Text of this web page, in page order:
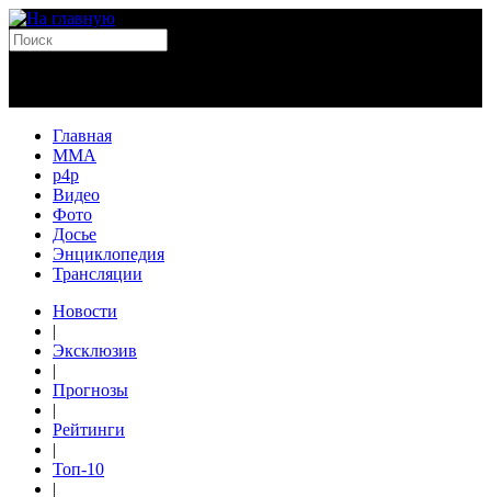
Главная
MMA
p4p
Видео
Фото
Досье
Энциклопедия
Трансляции
Новости
|
Эксклюзив
|
Прогнозы
|
Рейтинги
|
Топ-10
|